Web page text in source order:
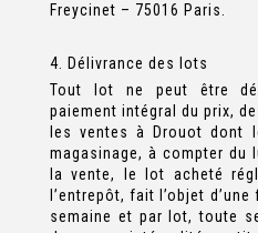
Freycinet – 75016 Paris.
4. Délivrance des lots
Tout lot ne peut être
paiement intégral du prix,
les ventes à Drouot dont
magasinage, à compter du
la vente, le lot acheté
l’entrepôt, fait l’objet
semaine et par lot, toute